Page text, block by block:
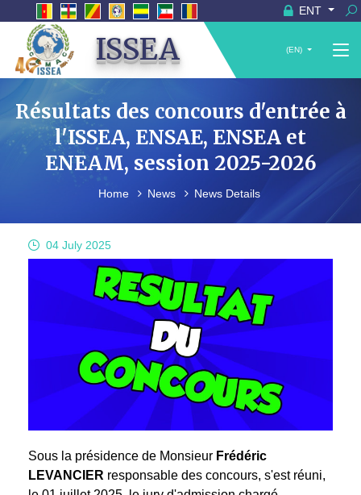
ENT
ISSEA (EN)
Résultats des concours d'entrée à
l'ISSEA, ENSAE, ENSEA et
ENEAM, session 2025-2026
Home News News Details
04 July 2025
Sous la présidence de Monsieur Frédéric
LEVANCIER responsable des concours, s'est réuni,